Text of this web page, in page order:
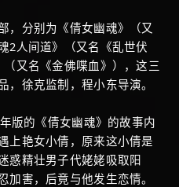
分别为《倩女幽魂》（又
2人间道》（又名《乱世伏
又名《金佛喋血》），这三
徐克监制，程小东导演。
的《倩女幽魂》的故事内
上艳女小倩，原来这小倩是
惑精壮男子代姥姥吸取阳
害，后竟与他发生恋情。